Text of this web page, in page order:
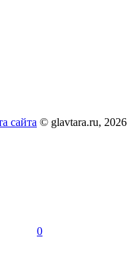
сайта © glavtara.ru, 2026
0